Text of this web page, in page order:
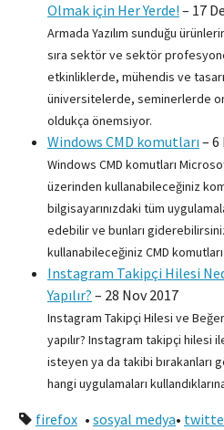
Olmak için Her Yerde! – 17
Armada Yazılım sunduğu
sıra sektör ve sektör
etkinliklerde, mühendis ve
üniversitelerde, seminerlerde
oldukça önemsiyor.
Windows CMD komutları – 6
Windows CMD komutları
üzerinden kullanabileceğiniz
bilgisayarınızdaki tüm
edebilir ve bunları
kullanabileceğiniz CMD
Instagram Takipçi Hilesi
Yapılır? – 28 Nov 2017
Instagram Takipçi Hilesi ve
yapılır? Instagram takipçi hilesi
isteyen ya da takibi bırakanları
hangi uygulamaları
firefox • sosyal medya•